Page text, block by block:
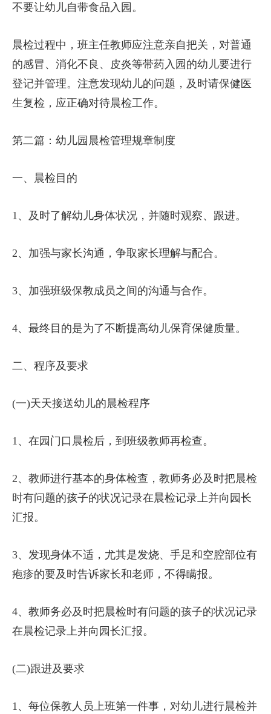
不要让幼儿自带食品入园。
晨检过程中，班主任教师应注意亲自把关，对普通
的感冒、消化不良、皮炎等带药入园的幼儿要进行
登记并管理。注意发现幼儿的问题，及时请保健医
生复检，应正确对待晨检工作。
第二篇：幼儿园晨检管理规章制度
一、晨检目的
1、及时了解幼儿身体状况，并随时观察、跟进。
2、加强与家长沟通，争取家长理解与配合。
3、加强班级保教成员之间的沟通与合作。
4、最终目的是为了不断提高幼儿保育保健质量。
二、程序及要求
(一)天天接送幼儿的晨检程序
1、在园门口晨检后，到班级教师再检查。
2、教师进行基本的身体检查，教师务必及时把晨检
时有问题的孩子的状况记录在晨检记录上并向园长
汇报。
3、发现身体不适，尤其是发烧、手足和空腔部位有
疱疹的要及时告诉家长和老师，不得瞒报。
4、教师务必及时把晨检时有问题的孩子的状况记录
在晨检记录上并向园长汇报。
(二)跟进及要求
1、每位保教人员上班第一件事，对幼儿进行晨检并